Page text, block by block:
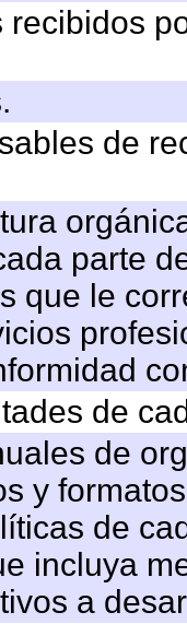
recibidos
de
parte
que le
de
de
y
de
incluya
a